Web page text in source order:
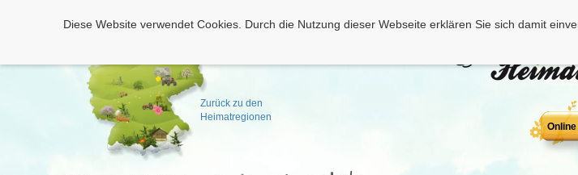
Zurück zu den
Heimatregionen
Diese Website verwendet Cookies. Durch die Nutzung dieser Webseite erklären Sie sich damit